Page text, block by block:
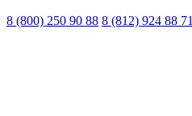
8 (800) 250 90 88 8 (812) 924 88 71